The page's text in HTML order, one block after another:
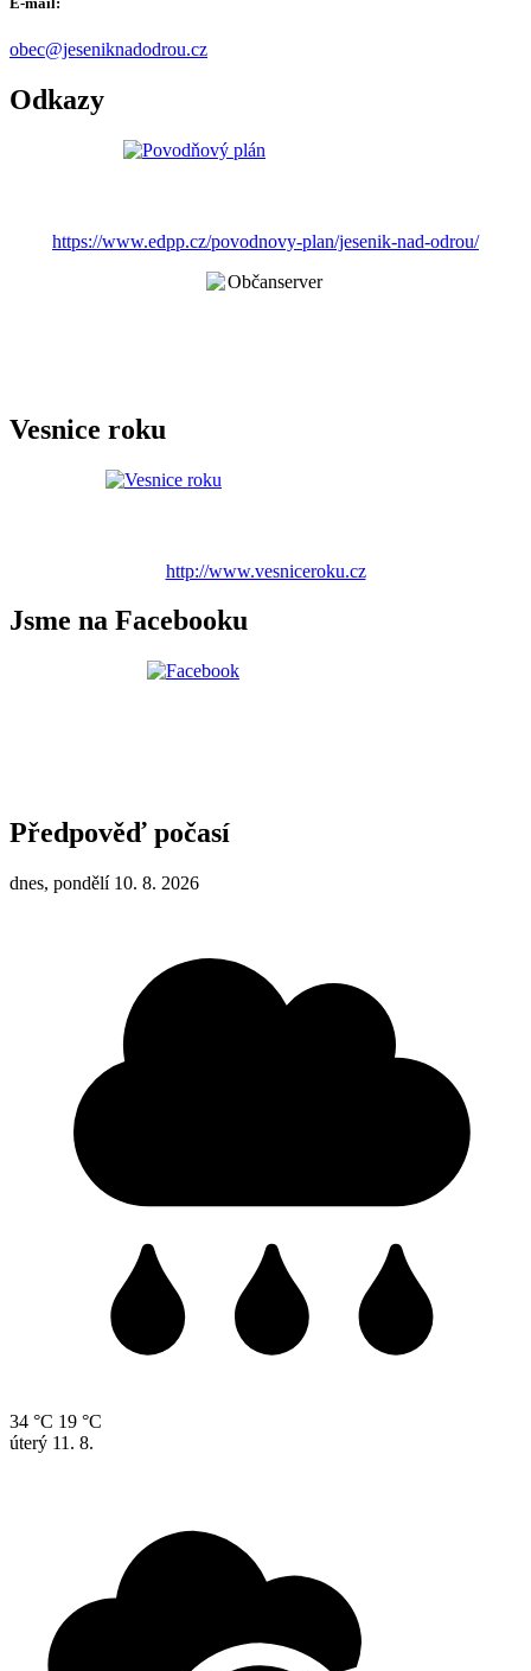
obec@jeseniknadodrou.cz
Odkazy
https://www.edpp.cz/povodnovy-plan/jesenik-nad-odrou/
Vesnice roku
http://www.vesniceroku.cz
Jsme na Facebooku
Předpověď počasí
dnes, pondělí 10. 8. 2026
34 °C 19 °C
úterý 11. 8.